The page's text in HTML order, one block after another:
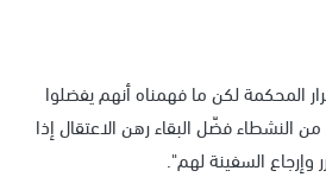
المحكمة لكن ما فهمناه أنهم يفضلوا
النشطاء فضّل البقاء رهن الاعتقال إذا
وإرجاع السفينة لهم".